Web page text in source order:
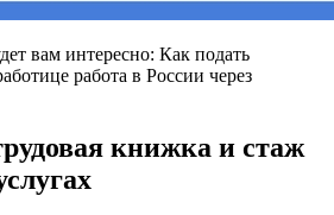
вам интересно: Как подать
работа в России через
книжка и стаж